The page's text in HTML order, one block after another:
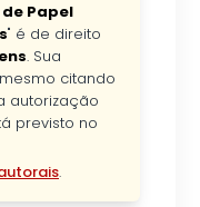
Papel
" é de direito
. Sua
citando
autorização
previsto no
.